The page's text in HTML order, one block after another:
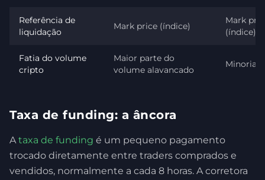
Referência de
liquidação
Mark price (índice)
Mark
(índice)
Fatia do volume
cripto
Maior parte do
volume alavancado
Minoria
Taxa de funding: a âncora
Ataxa de funding é um pequeno pagamento
trocado diretamente entre traders comprados e
vendidos, normalmente a cada 8 horas. A corretora